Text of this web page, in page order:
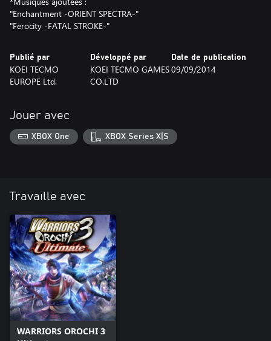
"Enchantment -ORIENT SPECTRA-"
"Ferocity -FATAL STROKE-"
Publié par
KOEI TECMO
EUROPE Ltd.
Développé par
KOEI TECMO GAMES
CO.LTD
Date de publication
09/09/2014
Jouer avec
XBOX One XBOX Series X|S
Travaille avec
WARRIORS OROCHI 3